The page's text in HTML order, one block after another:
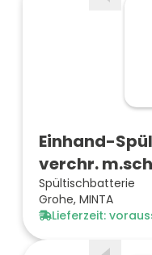
Einhand-
verchr.
Spültischbatterie
Grohe, MINTA
Lieferzeit: